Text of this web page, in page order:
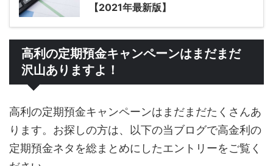
【2021年最新版】
高利の定期預金キャンペーンはまだまだ
沢山ありますよ！
高利の定期預金キャンペーンはまだまだたくさんあ
ります。お探しの方は、以下の当ブログで高金利の
定期預金ネタを総まとめにしたエントリーをご覧く